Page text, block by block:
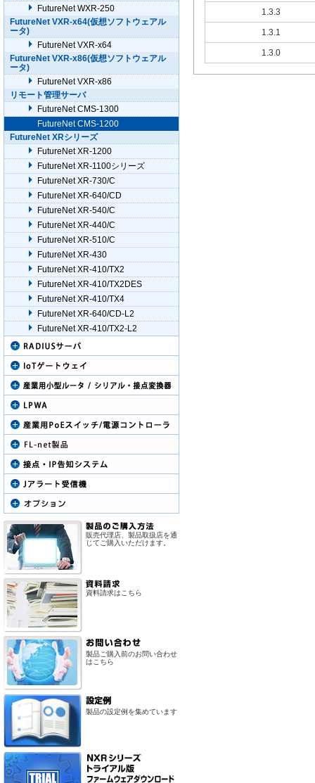
1.3.3
1.3.1
1.3.0
FutureNet WXR-250
FutureNet VXR-x64(仮想ソフトウェアル
ータ)
FutureNet VXR-x64
FutureNet VXR-x86(仮想ソフトウェアル
ータ)
FutureNet VXR-x86
リモート管理サーバ
FutureNet CMS-1300
FutureNet CMS-1200
FutureNet XRシリーズ
FutureNet XR-1200
FutureNet XR-1100シリーズ
FutureNet XR-730/C
FutureNet XR-640/CD
FutureNet XR-540/C
FutureNet XR-440/C
FutureNet XR-510/C
FutureNet XR-430
FutureNet XR-410/TX2
FutureNet XR-410/TX2DES
FutureNet XR-410/TX4
FutureNet XR-640/CD-L2
FutureNet XR-410/TX2-L2
販売代理店、製品取扱店を通
じてご購入いただけます。
資料請求はこちら
製品ご購入前のお問い合わせ
はこちら
製品の設定例を集めています